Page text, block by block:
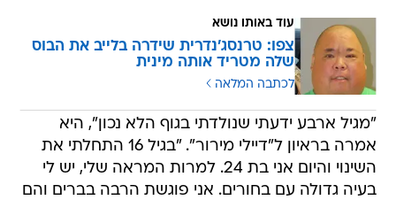
עוד באותו נושא
צפו: טרנסג'נדרית שידרה בלייב את הבוס
שלה מטריד אותה מינית
לכתבה המלאה
"מגיל ארבע ידעתי שנולדתי בגוף הלא נכון", היא
אמרה בראיון ל"דיילי מירור". "בגיל 16 התחלתי את
השינוי והיום אני בת 24. למרות המראה שלי, יש לי
בעיה גדולה עם בחורים. אני פוגשת הרבה בברים והם